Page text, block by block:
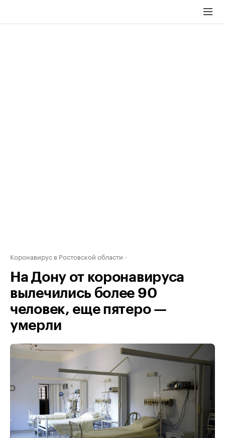
Коронавирус в Ростовской области
На Дону от коронавируса
вылечились более 90
человек, еще пятеро —
умерли